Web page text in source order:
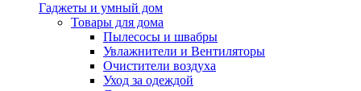
Гаджеты и умный дом
Товары для дома
Пылесосы и швабры
Увлажнители и Вентиляторы
Очистители воздуха
Уход за одеждой